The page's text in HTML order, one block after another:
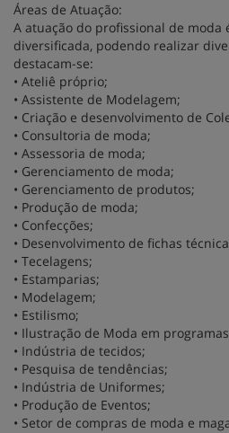
Áreas de Atuação:
A atuação do profissional de moda
diversificada, podendo realizar
destacam-se:
• Ateliê próprio;
• Assistente de Modelagem;
• Criação e desenvolvimento de
• Consultoria de moda;
• Assessoria de moda;
• Gerenciamento de moda;
• Gerenciamento de produtos;
• Produção de moda;
• Confecções;
• Desenvolvimento de fichas
• Tecelagens;
• Estamparias;
• Modelagem;
• Estilismo;
• Ilustração de Moda em
• Indústria de tecidos;
• Pesquisa de tendências;
• Indústria de Uniformes;
• Produção de Eventos;
• Setor de compras de moda e